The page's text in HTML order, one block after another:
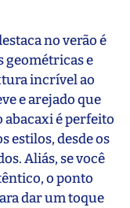
no verão é
geométricas e
incrível ao
e arejado que
abacaxi é perfeito
estilos, desde os
Aliás, se você
o ponto
dar um toque